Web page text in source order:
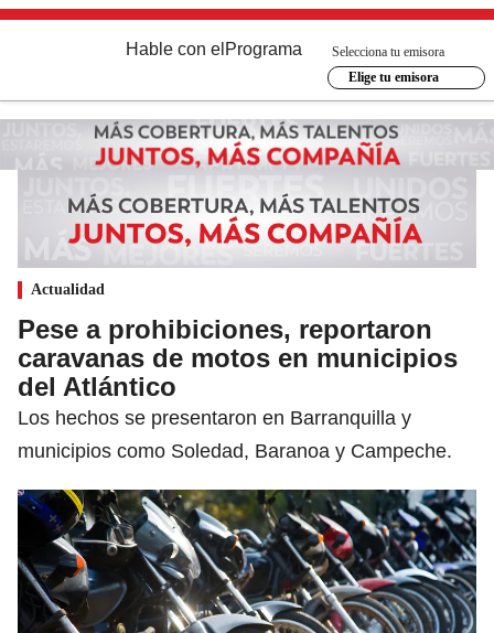
Hable con el Programa
Selecciona tu emisora
Elige tu emisora
Actualidad
Pese a prohibiciones, reportaron
caravanas de motos en municipios
del Atlántico
Los hechos se presentaron en Barranquilla y
municipios como Soledad, Baranoa y Campeche.